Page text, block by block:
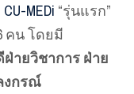
CU-MEDi “รุ่นแรก”
คน โดยมี
ายวิชาการ ฝ่าย
งกรณ์